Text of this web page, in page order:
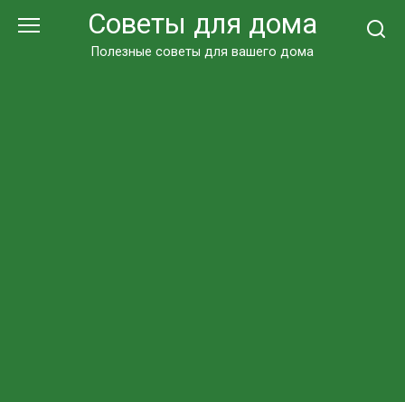
Советы для дома
Полезные советы для вашего дома